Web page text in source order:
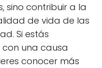
sino contribuir a la
de vida de las
Si estás
una causa
conocer más